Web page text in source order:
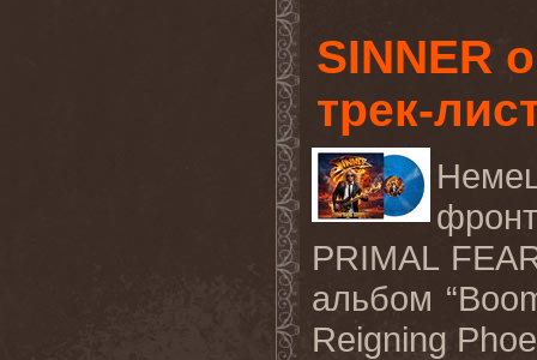
SINNER
трек-
PRIMAL
альбом
Reigning